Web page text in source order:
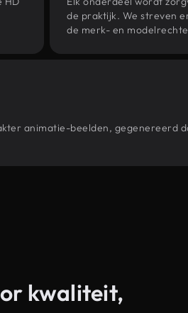
de praktijk. We streven
de merk- en
animatie-beelden, gegenereerd
kwaliteit,